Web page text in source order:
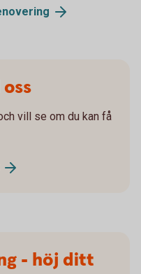
vill se om du kan få
- höj ditt